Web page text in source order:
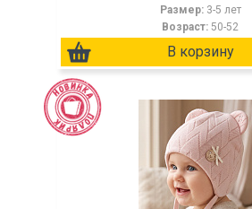
Размер: 3-5 лет
Возраст: 50-52